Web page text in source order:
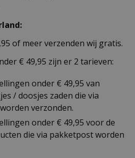
of meer verzenden wij gratis.
€ 49,95 zijn er 2 tarieven:
onder € 49,95 van
/ doosjes zaden die via
verzonden.
onder € 49,95 voor de
die via pakketpost worden